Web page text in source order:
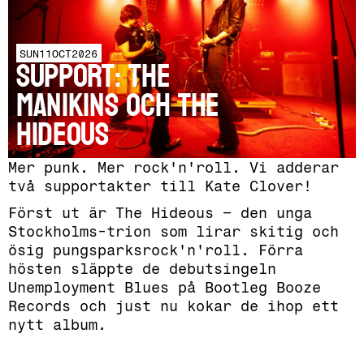
SUN11OCT2026
SUPPORT: The
Manikins och The
Hideous
Mer punk. Mer rock'n'roll. Vi adderar
två supportakter till Kate Clover!
Först ut är The Hideous – den unga
Stockholms-trion som lirar skitig och
ösig pungsparksrock'n'roll. Förra
hösten släppte de debutsingeln
Unemployment Blues på Bootleg Booze
Records och just nu kokar de ihop ett
nytt album.